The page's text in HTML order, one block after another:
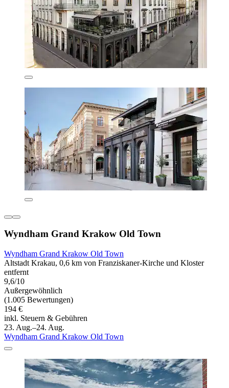
Wyndham Grand Krakow Old Town
Wyndham Grand Krakow Old Town
Altstadt Krakau, 0,6 km von Franziskaner-Kirche und Kloster
entfernt
9,6/10
Außergewöhnlich
(1.005 Bewertungen)
194 €
inkl. Steuern & Gebühren
23. Aug.–24. Aug.
Wyndham Grand Krakow Old Town